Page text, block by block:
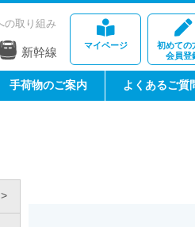
マイページ
初めての
会員登
の取り組み
新幹線
手荷物のご案内 よくあるご質